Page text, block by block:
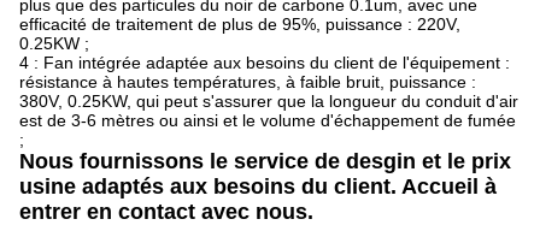
plus que des particules du noir de carbone 0.1um, avec une
efficacité de traitement de plus de 95%, puissance : 220V,
0.25KW ;
4 : Fan intégrée adaptée aux besoins du client de l'équipement :
résistance à hautes températures, à faible bruit, puissance :
380V, 0.25KW, qui peut s'assurer que la longueur du conduit d'air
est de 3-6 mètres ou ainsi et le volume d'échappement de fumée
;
Nous fournissons le service de desgin et le prix
usine adaptés aux besoins du client. Accueil à
entrer en contact avec nous.